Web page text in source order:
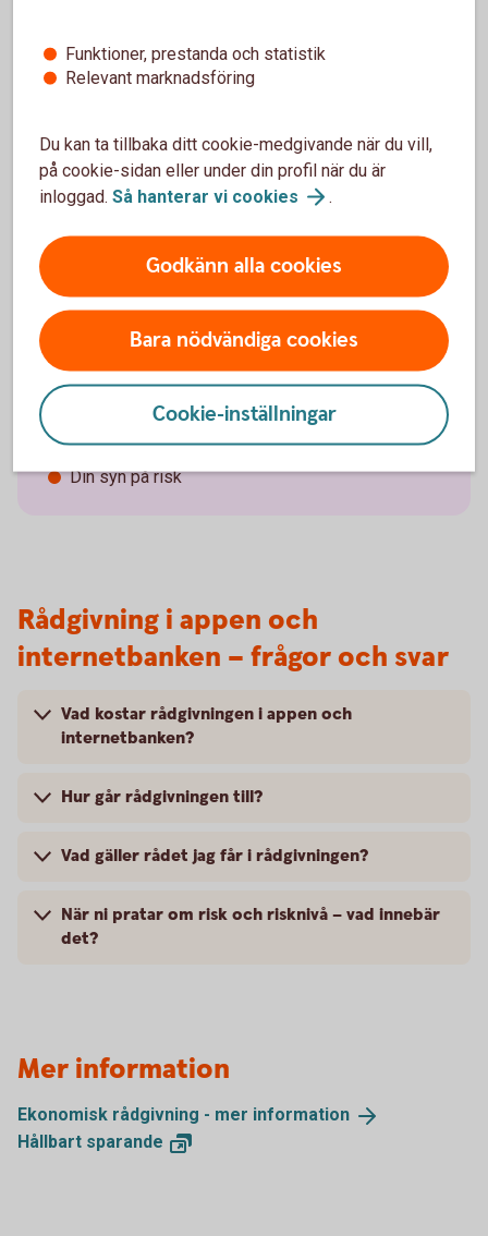
Närma dig dina drömmar
Med rådgivningen vill vi hjälpa dig komma igång med
ett sparande som gör att du kommer närmare dina
mål. Ett sparande med så hög avkastning som
möjligt utifrån dina förutsättningar:
Dina ekonomiska förutsättningar
Din spartid
Din syn på risk
Rådgivning i appen och
internetbanken – frågor och svar
Vad kostar rådgivningen i appen och
internetbanken?
Hur går rådgivningen till?
Vad gäller rådet jag får i rådgivningen?
När ni pratar om risk och risknivå – vad innebär
det?
Mer information
Ekonomisk rådgivning - mer information
Hållbart sparande
Funktioner, prestanda och statistik
Relevant marknadsföring
Du kan ta tillbaka ditt cookie-medgivande när du vill,
på cookie-sidan eller under din profil när du är
inloggad. Så hanterar vi cookies .
Godkänn alla cookies
Bara nödvändiga cookies
Cookie-inställningar